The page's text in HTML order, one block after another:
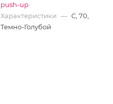
push-up
Характеристики — C, 70,
Темно-Голубой